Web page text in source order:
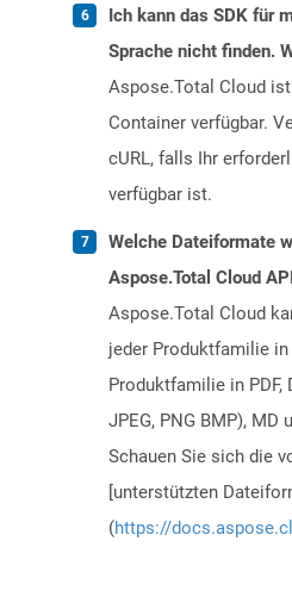
Ich kann das SDK für
Sprache nicht finden.
Aspose.Total Cloud
Container verfügbar.
cURL, falls Ihr
verfügbar ist.
Welche Dateiformate
Aspose.Total Cloud
Aspose.Total Cloud
jeder Produktfamilie in
Produktfamilie in PDF,
JPEG, PNG BMP), MD
Schauen Sie sich die
[unterstützten
(https://